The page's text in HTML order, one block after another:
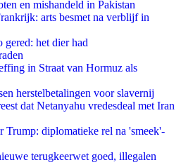
en mishandeld in Pakistan
arts besmet na verblijf in
gered: het dier had
in Straat van Hormuz als
herstelbetalingen voor slavernij
dat Netanyahu vredesdeal met Iran
Trump: diplomatieke rel na 'smeek'-
terugkeerwet goed, illegalen